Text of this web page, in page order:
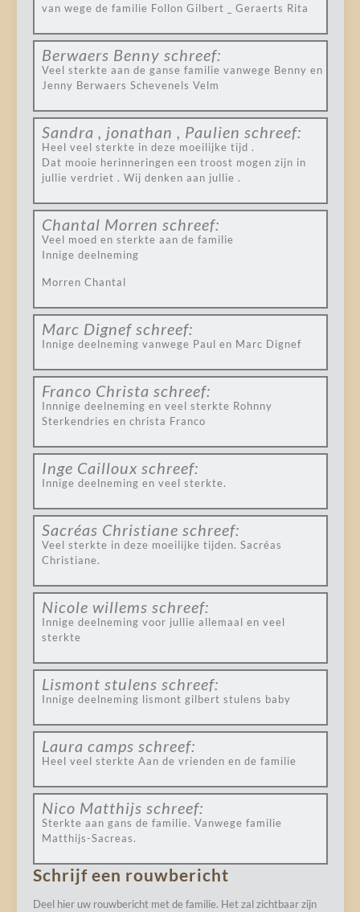
van wege de familie Follon Gilbert _ Geraerts Rita
Berwaers Benny schreef:
Veel sterkte aan de ganse familie vanwege Benny en
Jenny Berwaers Schevenels Velm
Sandra , jonathan , Paulien schreef:
Heel veel sterkte in deze moeilijke tijd .
Dat mooie herinneringen een troost mogen zijn in
jullie verdriet . Wij denken aan jullie .
Chantal Morren schreef:
Veel moed en sterkte aan de familie
Innige deelneming
Morren Chantal
Marc Dignef schreef:
Innige deelneming vanwege Paul en Marc Dignef
Franco Christa schreef:
Innnige deelneming en veel sterkte Rohnny
Sterkendries en christa Franco
Inge Cailloux schreef:
Innige deelneming en veel sterkte.
Sacréas Christiane schreef:
Veel sterkte in deze moeilijke tijden. Sacréas
Christiane.
Nicole willems schreef:
Innige deelneming voor jullie allemaal en veel
sterkte
Lismont stulens schreef:
Innige deelneming lismont gilbert stulens baby
Laura camps schreef:
Heel veel sterkte Aan de vrienden en de familie
Nico Matthijs schreef:
Sterkte aan gans de familie. Vanwege familie
Matthijs-Sacreas.
Schrijf een rouwbericht
Deel hier uw rouwbericht met de familie. Het zal zichtbaar zijn